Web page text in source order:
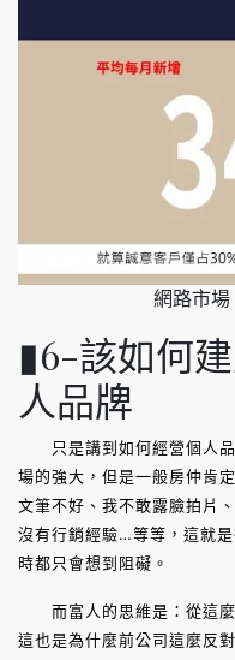
網路市
▮6-該如何
人品牌
只是講到如何經營個人品
場的強大，但是一般房仲肯
文筆不好、我不敢露臉拍片
沒有行銷經驗…等等，這就
時都只會想到阻礙。
而富人的思維是：從這麼
這也是為什麼前公司這麼反